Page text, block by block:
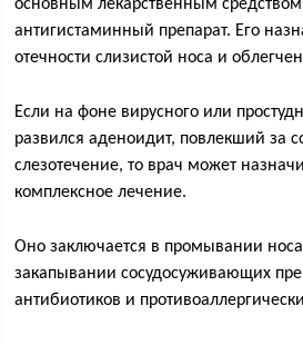
основным лекарственным средством
антигистаминный препарат. Его
отечности слизистой носа и
Если на фоне вирусного или
развился аденоидит, повлекший за
слезотечение, то врач может
комплексное лечение.
Оно заключается в промывании
закапывании сосудосуживающих
антибиотиков и